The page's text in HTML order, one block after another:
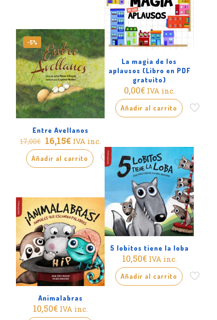
La magia de los
aplausos (Libro en PDF
gratuito)
0,00€ IVA inc.
Añadir al carrito
-5%
Entre Avellanos
17,00€ El
precio
original
era:
16,15€El
precio
actual
es:
IVA inc.
Añadir al carrito
5 lobitos tiene la loba
10,50€ IVA inc.
Añadir al carrito
Animalabras
10,50€ IVA inc.